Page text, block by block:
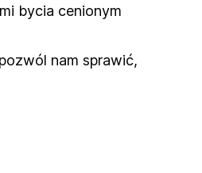
bycia cenionym
nam sprawić,